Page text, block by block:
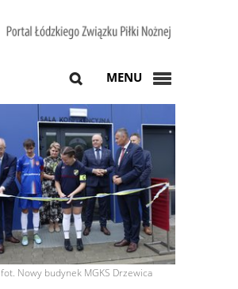
MENU
fot. Nowy budynek MGKS Drzewica